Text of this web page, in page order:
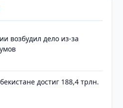
возбудил дело из-за
достиг 188,4 трлн.